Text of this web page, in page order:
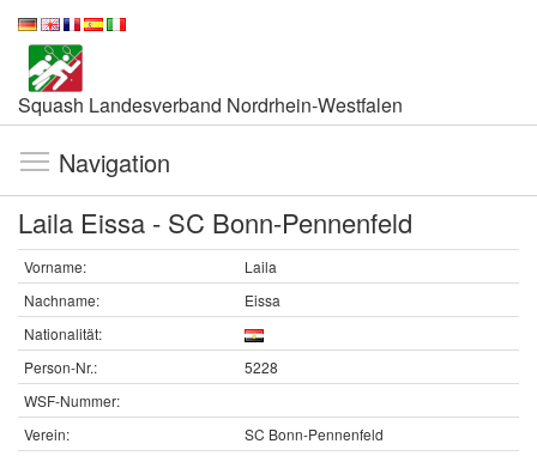
Squash Landesverband Nordrhein-Westfalen
Navigation
Laila Eissa - SC Bonn-Pennenfeld
Vorname:
Laila
Nachname:
Eissa
Nationalität:
Person-Nr.:
5228
WSF-Nummer:
Verein:
SC Bonn-Pennenfeld